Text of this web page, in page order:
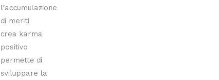
l’accumulazione
di meriti
crea karma
positivo
permette di
sviluppare la